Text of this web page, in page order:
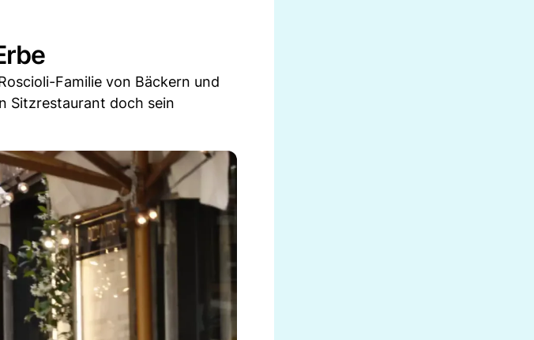
Familie von Bäckern und
Sitzrestaurant doch sein